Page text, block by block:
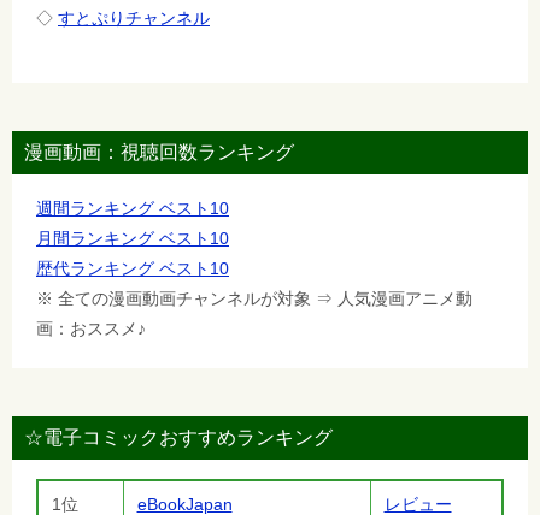
◇ すとぷりチャンネル
漫画動画：視聴回数ランキング
週間ランキング ベスト10
月間ランキング ベスト10
歴代ランキング ベスト10
※ 全ての漫画動画チャンネルが対象 ⇒ 人気漫画アニメ動
画：おススメ♪
☆電子コミックおすすめランキング
1位 eBookJapan レビュー